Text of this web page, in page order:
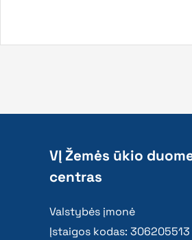
VĮ Žemės ūkio
centras
Valstybės įmonė
Įstaigos kodas: 306205513